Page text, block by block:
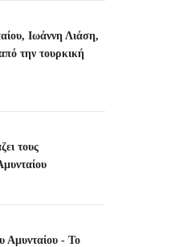
Ιωάννη Λιάση,
την τουρκική
τους
Αμυνταίου - Το